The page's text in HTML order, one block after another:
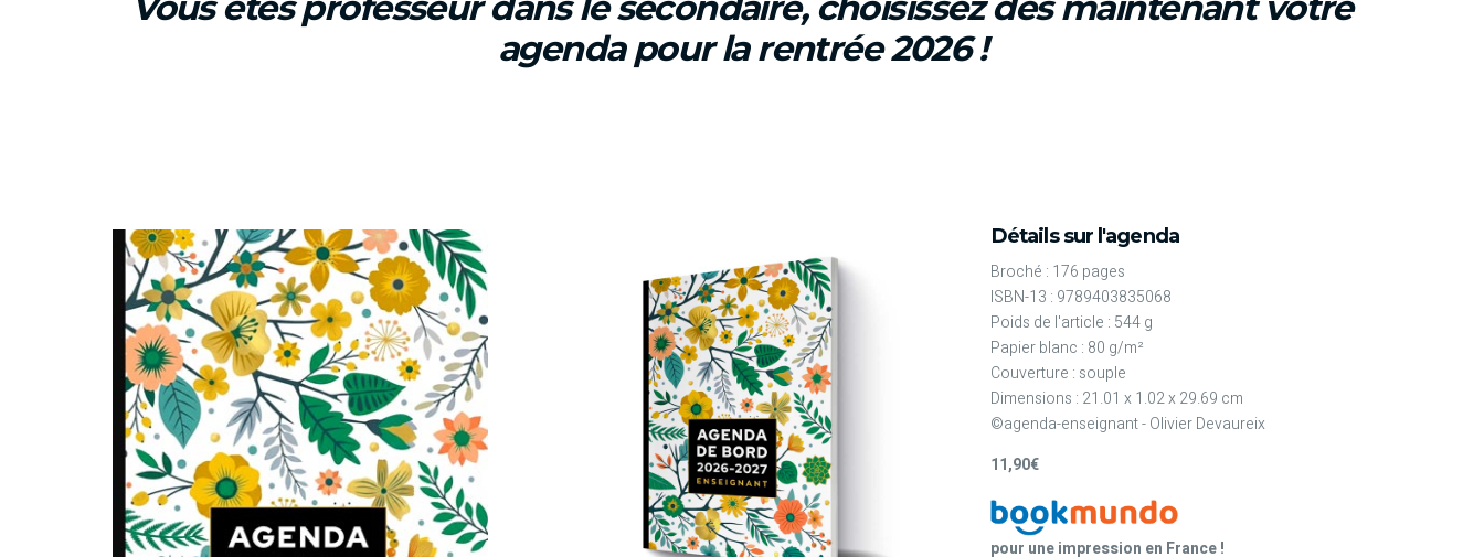
agenda pour la rentrée 2026 !
Détails sur l'agenda
Broché : 176 pages
ISBN-13 : 9789403835068
Poids de l'article : 544 g
Papier blanc : 80 g/m²
Couverture : souple
Dimensions : 21.01 x 1.02 x 29.69 cm
©agenda-enseignant - Olivier Devaureix
11,90€
pour une impression en France !